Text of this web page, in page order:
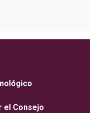
el Consejo